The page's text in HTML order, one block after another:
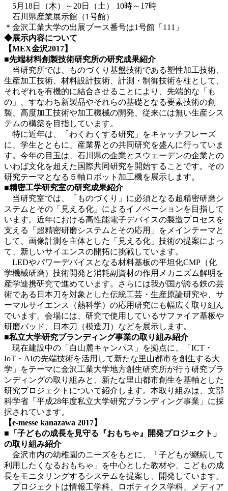
5月18日（木）～20日（土） 10時～17時
石川県産業展示館（1号館）
＊金沢工業大学の出展ブース番号は1号館「111」
◆展示内容について
【MEX金沢2017】
■先端材料創製技術研究所の研究成果紹介
当研究所では、ものづくり基盤技術である塑性加工技術、
生産加工技術、材料設計技術、計測・制御技術を柱として、
それぞれを有機的に結合させることにより、先端的な「も
の」、すなわち新製品やそれらの基礎となる要素技術の創
製、高度加工技術や加工機械の開発、従来には無い生産シス
テムの構築を目指しています。
特に近年は、「わくわくする研究」をキャッチフレーズ
に、学生とともに、産業界との共同研究を盛んに行っていま
す。今年の目玉は、石川県の企業とスウェーデンの企業との
いわば文化を超えた国際共同研究を開始することです。その
研究テーマとなる５軸ロボット加工機を展示します。
■精密工学研究室の研究成果紹介
当研究室では、「ものづくり」に必須となる超精密研磨シ
ステムとその「見える化」によるイノベーションを目指して
います。近年における高性能電子デバイスの製造プロセスを
支える「超精密研磨システムとその応用」をメインテーマと
して、画像計測を主体とした「見える化」技術の提案によっ
て、新しいサイエンスの開拓に挑戦しています。
LEDやパワーデバイスとなる材料基板の平坦化CMP（化
学機械研磨）技術開発と消耗副資材の作用メカニズム解明を
産学連携研究で進めています。さらには我が国が誇る鉄の芸
術である日本刀を対象とした伝統工芸・生産原論研究や、サ
ーマルサイエンス（熱科学）の応用研究にも幅広く取り組ん
でいます。会場には、研究で使用しているサファイア基板や
研磨パッド、日本刀（模造刀）などを展示します。
■私立大学研究ブランディング事業の取り組み紹介
現在建設中の「白山麓キャンパス」を拠点に、「ICT・
IoT・AIの先端技術を活用して新たな里山都市を創生する大
学」をテーマに金沢工業大学地方創生研究所が行う研究ブラ
ンディングの取り組みと、新たな里山都市創生を基軸とした
研究プロジェクトについて紹介します。本取り組みは、文部
科学省「平成28年度私立大学研究ブランディング事業」に採
択されています。
【e-messe kanazawa 2017】
■「子どもの成長を見守る『おもちゃ』開発プロジェクト」
の取り組み紹介
金沢市内の幼稚園のニーズをもとに、「子どもが継続して
利用したくなるおもちゃ」を中心とした教材や、こどもの成
長をモニタリングするシステムを提案し、開発しています。
プロジェクトは情報工学科、ロボティクス学科、メディア